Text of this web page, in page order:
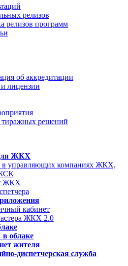
релизов
релизов программ
об аккредитации
лицензии
тиражных решений
ЖКХ
в управляющих компаниях ЖКХ,
ЖКХ
кабинет
ЖКХ 2.0
облаке
жителя
диспетчерская служба